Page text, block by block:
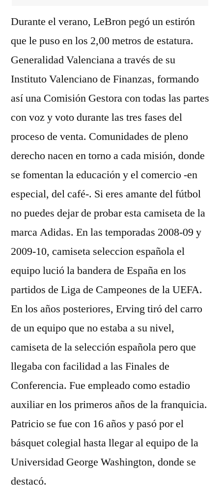
Durante el verano, LeBron pegó un estirón
que le puso en los 2,00 metros de estatura.
Generalidad Valenciana a través de su
Instituto Valenciano de Finanzas, formando
así una Comisión Gestora con todas las partes
con voz y voto durante las tres fases del
proceso de venta. Comunidades de pleno
derecho nacen en torno a cada misión, donde
se fomentan la educación y el comercio -en
especial, del café-. Si eres amante del fútbol
no puedes dejar de probar esta camiseta de la
marca Adidas. En las temporadas 2008-09 y
2009-10, camiseta seleccion española el
equipo lució la bandera de España en los
partidos de Liga de Campeones de la UEFA.
En los años posteriores, Erving tiró del carro
de un equipo que no estaba a su nivel,
camiseta de la selección española pero que
llegaba con facilidad a las Finales de
Conferencia. Fue empleado como estadio
auxiliar en los primeros años de la franquicia.
Patricio se fue con 16 años y pasó por el
básquet colegial hasta llegar al equipo de la
Universidad George Washington, donde se
destacó.